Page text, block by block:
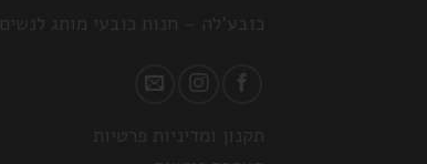
כובע'לה - חנות כובעי מותג לנשים
תקנון ומדיניות פרטיות